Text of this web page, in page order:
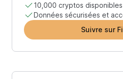
10,000 cryptos disponibles
Données sécurisées et
Suivre sur